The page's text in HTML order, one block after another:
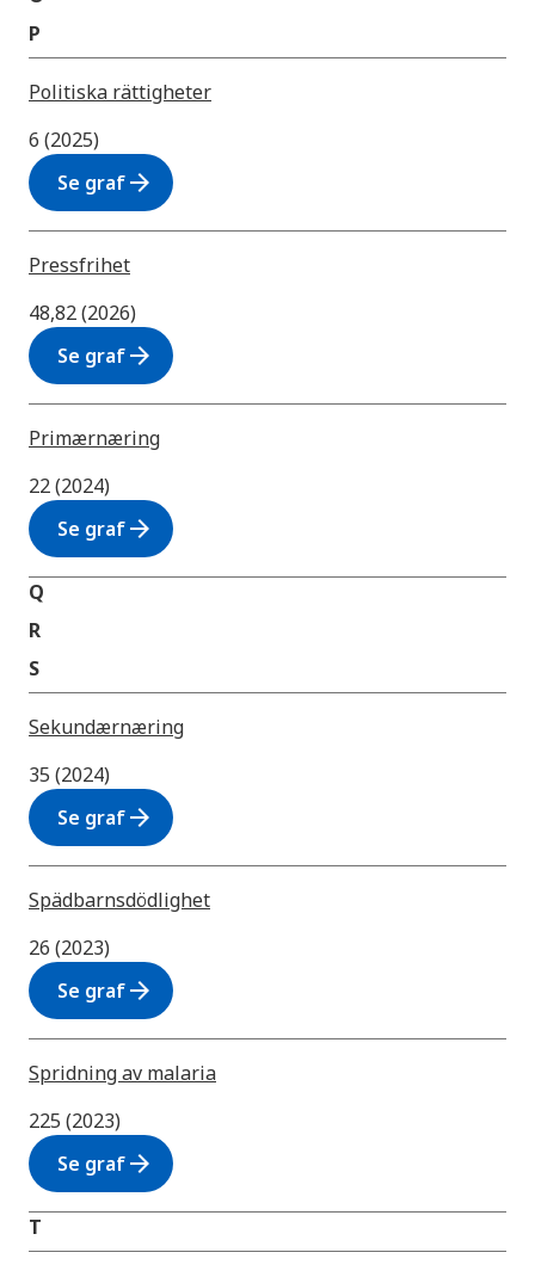
P
Politiska rättigheter
6 (2025)
Se grafarrow_forward
Pressfrihet
48,82 (2026)
Se grafarrow_forward
Primærnæring
22 (2024)
Se grafarrow_forward
Q
R
S
Sekundærnæring
35 (2024)
Se grafarrow_forward
Spädbarnsdödlighet
26 (2023)
Se grafarrow_forward
Spridning av malaria
225 (2023)
Se grafarrow_forward
T